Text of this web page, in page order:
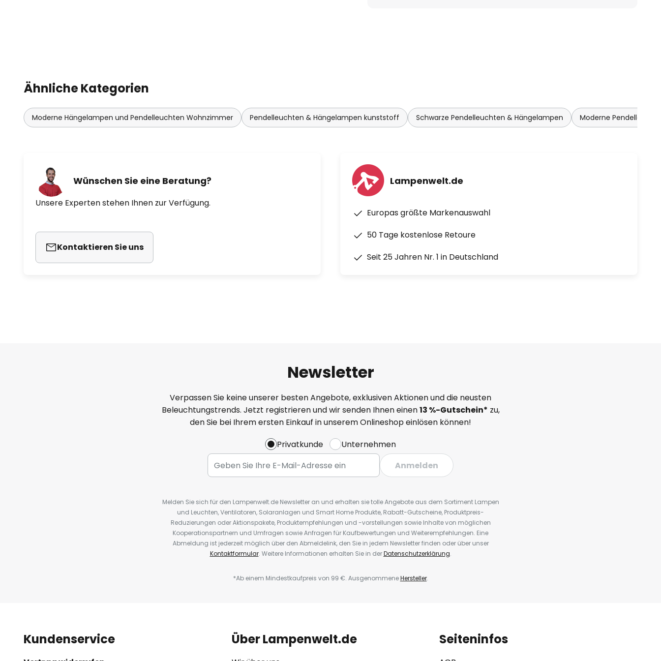
Ähnliche Kategorien
Moderne Hängelampen und Pendelleuchten Wohnzimmer Pendelleuchten & Hängelampen kunststoff Schwarze Pendelleuchten & Hängelampen Moderne
Wünschen Sie eine Beratung?
Unsere Experten stehen Ihnen zur Verfügung.
Kontaktieren Sie uns
Lampenwelt.de
Europas größte Markenauswahl
50 Tage kostenlose Retoure
Seit 25 Jahren Nr. 1 in Deutschland
Newsletter
Verpassen Sie keine unserer besten Angebote, exklusiven Aktionen und die neusten
Beleuchtungstrends. Jetzt registrieren und wir senden Ihnen einen13 %-Gutschein* zu,
den Sie bei Ihrem ersten Einkauf in unserem Onlineshop einlösen können!
Privatkunde
Unternehmen
Anmelden
Melden Sie sich für den Lampenwelt.de Newsletter an und erhalten sie tolle Angebote aus dem Sortiment Lampen
und Leuchten, Ventilatoren, Solaranlagen und Smart Home Produkte, Rabatt-Gutscheine, Produktpreis-
Reduzierungen oder Aktionspakete, Produktempfehlungen und -vorstellungen sowie Inhalte von möglichen
Kooperationspartnern und Umfragen sowie Anfragen für Kaufbewertungen und Weiterempfehlungen. Eine
Abmeldung ist jederzeit möglich über den Abmeldelink, den Sie in jedem Newsletter finden oder über unser
Kontaktformular. Weitere Informationen erhalten Sie in derDatenschutzerklärung.
*Ab einem Mindestkaufpreis von 99 €. AusgenommeneHersteller.
Kundenservice Über Lampenwelt.de Seiteninfos